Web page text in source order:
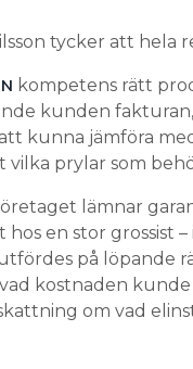
tycker att hela
kompetens rätt
kunden
kunna jämföra
prylar som
lämnar
en stor grossist
på löpande
kostnaden
om vad